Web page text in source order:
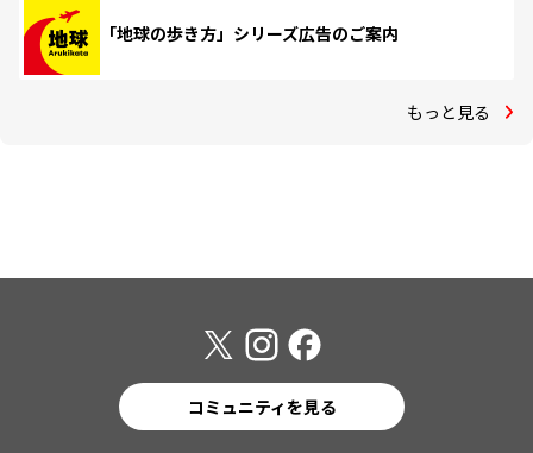
「地球の歩き方」シリーズ広告のご案内
もっと見る
コミュニティを見る